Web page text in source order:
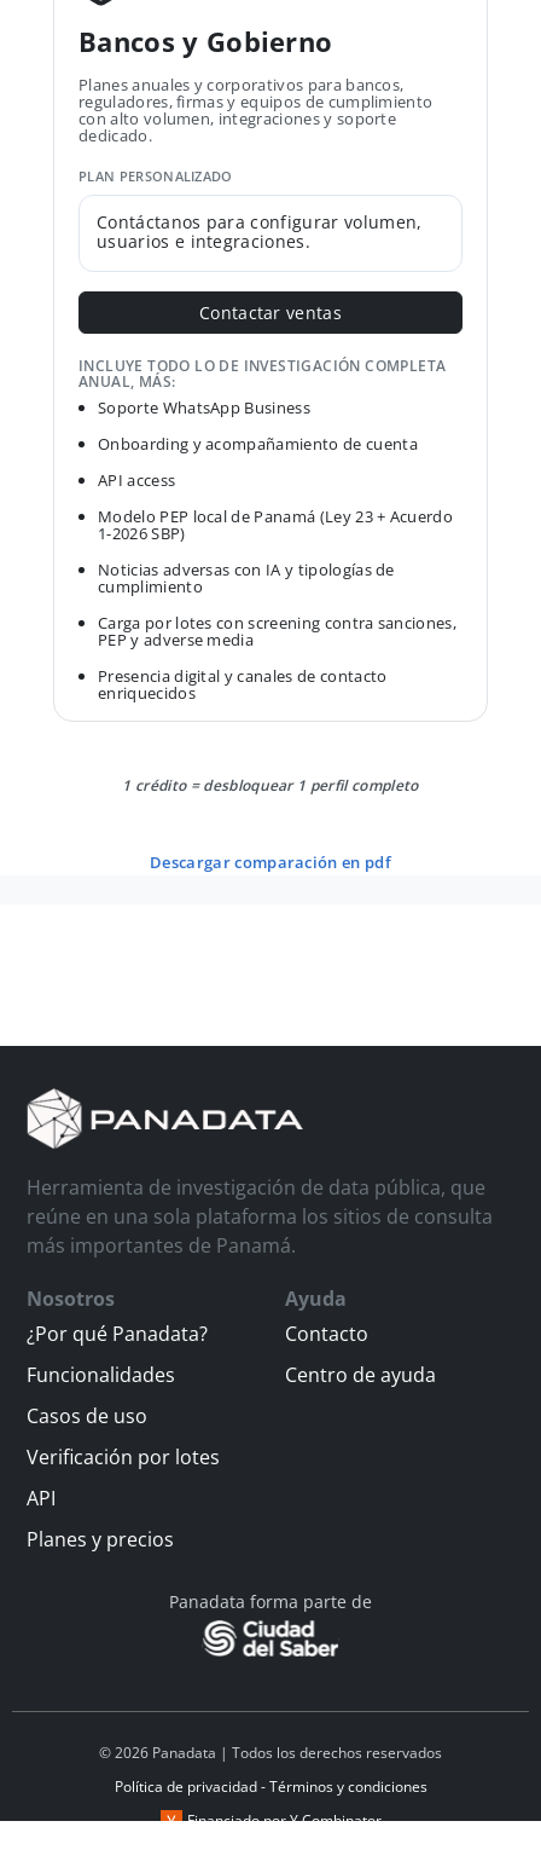
Bancos y Gobierno
Planes anuales y corporativos para bancos,
reguladores, firmas y equipos de cumplimiento
con alto volumen, integraciones y soporte
dedicado.
PLAN PERSONALIZADO
Contáctanos para configurar volumen,
usuarios e integraciones.
Contactar ventas
INCLUYE TODO LO DE INVESTIGACIÓN COMPLETA
ANUAL, MÁS:
Soporte WhatsApp Business
Onboarding y acompañamiento de cuenta
API access
Modelo PEP local de Panamá (Ley 23 + Acuerdo
1-2026 SBP)
Noticias adversas con IA y tipologías de
cumplimiento
Carga por lotes con screening contra sanciones,
PEP y adverse media
Presencia digital y canales de contacto
enriquecidos
1 crédito = desbloquear 1 perfil completo
descargar comparación en pdf
Herramienta de investigación de data pública, que
reúne en una sola plataforma los sitios de consulta
más importantes de Panamá.
Nosotros
¿Por qué Panadata?
Funcionalidades
Casos de uso
Verificación por lotes
API
Planes y precios
Ayuda
Contacto
Centro de ayuda
Panadata forma parte de
© 2026 Panadata | Todos los derechos reservados
Política de privacidad - Términos y condiciones
Financiado por Y Combinator